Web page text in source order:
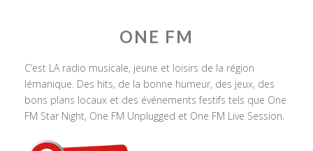
ONE FM
C’est LA radio musicale, jeune et loisirs de la région
lémanique. Des hits, de la bonne humeur, des jeux, des
bons plans locaux et des événements festifs tels que One
FM Star Night, One FM Unplugged et One FM Live Session.